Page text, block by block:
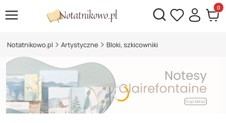
Otwórz wyszukiwarkę
Notatnikowo.pl Artystyczne Bloki, szkicowniki